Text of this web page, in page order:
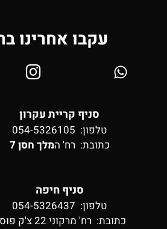
עקבו אחרינו
סניף קריית עקרון
טלפון: 054-5326105
כתובת: רח' המלך חסן 7
סניף חיפה
טלפון: 054-5326437
כתובת: רח' מרקוני 22 צ'ק פוסט